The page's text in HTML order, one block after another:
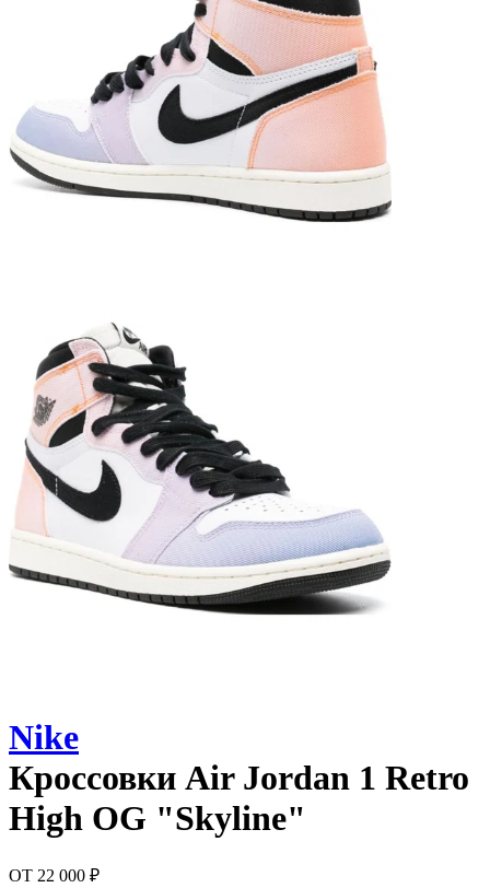
Nike
Кроссовки Air Jordan 1 Retro
High OG "Skyline"
ОТ 22 000 ₽